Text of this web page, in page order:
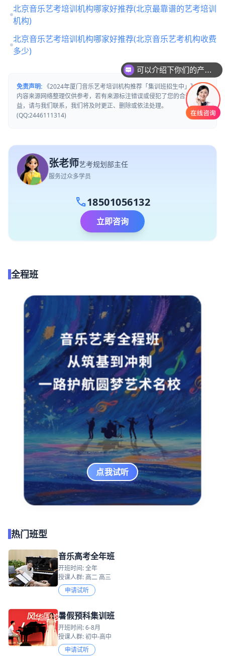
北京音乐艺考培训机构哪家好推荐(北京最靠谱的艺考培训
机构)
北京音乐艺考培训机构哪家好推荐(北京音乐艺考机构收费
多少)
免责声明: 《2024年厦门音乐艺考培训机构推荐「集训班招生中」》文章
内容来源网络整理仅供参考，若有来源标注错误或侵犯了您的合法权
益，请与我们联系，我们将及时更正、删除或依法处理。
(QQ:2446111314)
张老师艺考规划部主任
服务过众多学员
call18501056132
立即咨询
全程班
点我试听
热门班型
音乐高考全年班
开班时间: 全年
授课人群: 高二 高三
申请试听
暑假预科集训班
开班时间: 6-8月
授课人群: 初中-高中
申请试听
可以介绍下你们的产品么